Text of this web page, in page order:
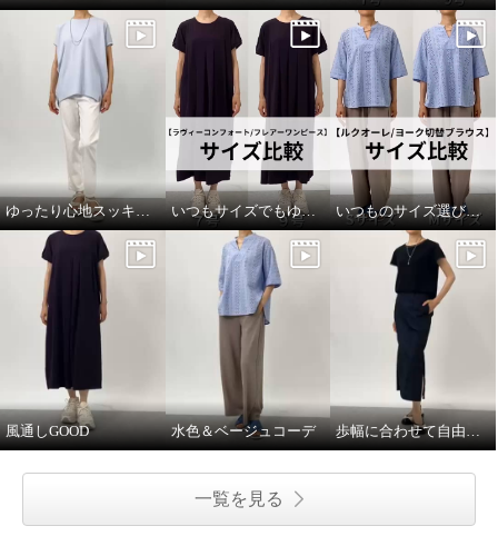
ゆったり心地スッキリ見え いつもサイズでもゆとり有 いつものサイズ選びで！
風通しGOOD 水色＆ベージュコーデ 歩幅に合わせて自由自在♪
一覧を見る